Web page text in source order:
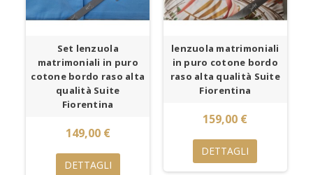
Set lenzuola
matrimoniali in puro
cotone bordo raso alta
qualità Suite
Fiorentina
149,00 €
DETTAGLI
lenzuola matrimoniali
in puro cotone bordo
raso alta qualità Suite
Fiorentina
159,00 €
DETTAGLI